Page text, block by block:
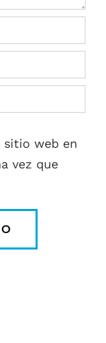
sitio web en
vez que